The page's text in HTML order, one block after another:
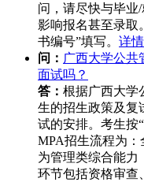
问，请尽快与毕业
影响报名甚至录取
书编号”填写。 详
问： 广西大学公共
面试吗？
答： 根据广西大学
生的招生政策及复
试的安排。考生按
MPA招生流程为：
为管理类综合能力
环节包括资格审查